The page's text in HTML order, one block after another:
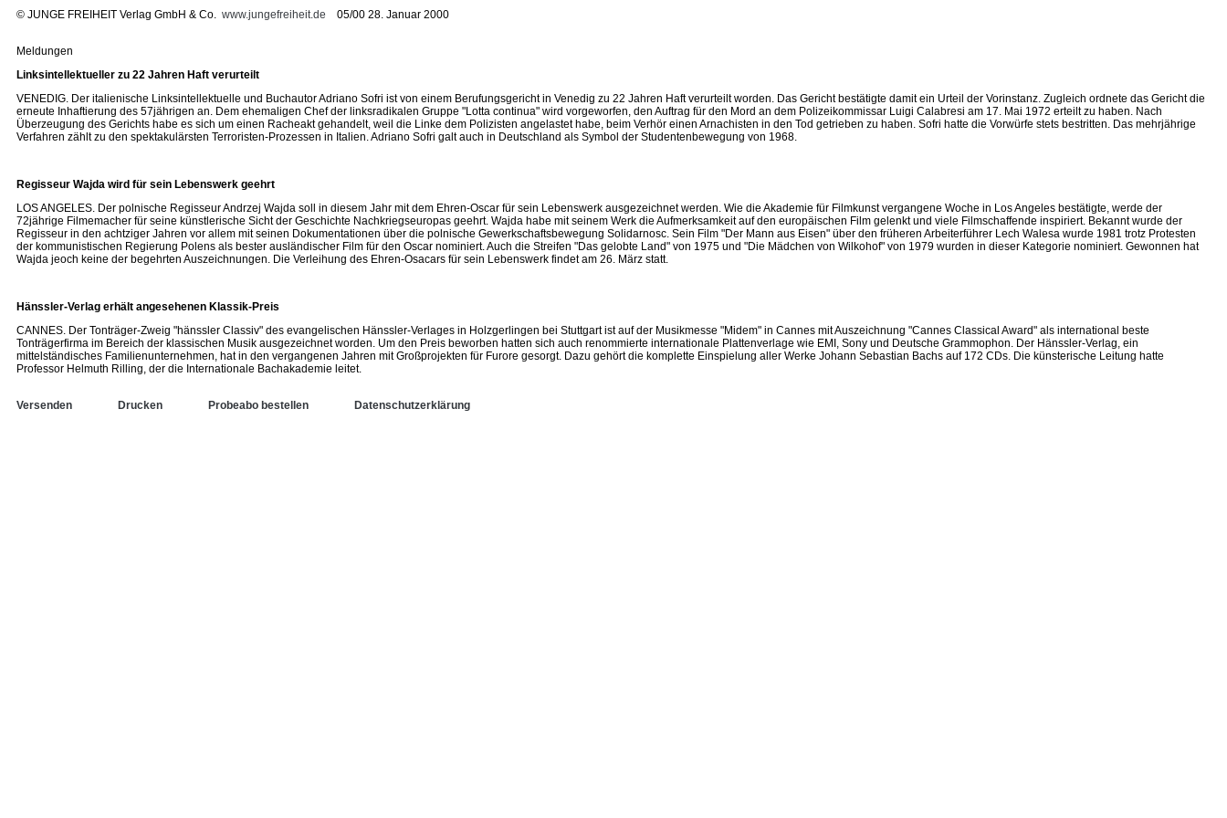
© JUNGE FREIHEIT Verlag GmbH & Co. www.jungefreiheit.de 05/00 28. Januar 2000
Meldungen
Linksintellektueller zu 22 Jahren Haft verurteilt
VENEDIG. Der italienische Linksintellektuelle und Buchautor Adriano Sofri ist von einem Berufungsgericht in Venedig zu 22 Jahren Haft verurteilt worden. Das Gericht bestätigte damit ein Urteil der Vorinstanz. Zugleich ordnete das Gericht die
erneute Inhaftierung des 57jährigen an. Dem ehemaligen Chef der linksradikalen Gruppe "Lotta continua" wird vorgeworfen, den Auftrag für den Mord an dem Polizeikommissar Luigi Calabresi am 17. Mai 1972 erteilt zu haben. Nach
Überzeugung des Gerichts habe es sich um einen Racheakt gehandelt, weil die Linke dem Polizisten angelastet habe, beim Verhör einen Arnachisten in den Tod getrieben zu haben. Sofri hatte die Vorwürfe stets bestritten. Das mehrjährige
Verfahren zählt zu den spektakulärsten Terroristen-Prozessen in Italien. Adriano Sofri galt auch in Deutschland als Symbol der Studentenbewegung von 1968.
Regisseur Wajda wird für sein Lebenswerk geehrt
LOS ANGELES. Der polnische Regisseur Andrzej Wajda soll in diesem Jahr mit dem Ehren-Oscar für sein Lebenswerk ausgezeichnet werden. Wie die Akademie für Filmkunst vergangene Woche in Los Angeles bestätigte, werde der
72jährige Filmemacher für seine künstlerische Sicht der Geschichte Nachkriegseuropas geehrt. Wajda habe mit seinem Werk die Aufmerksamkeit auf den europäischen Film gelenkt und viele Filmschaffende inspiriert. Bekannt wurde der
Regisseur in den achtziger Jahren vor allem mit seinen Dokumentationen über die polnische Gewerkschaftsbewegung Solidarnosc. Sein Film "Der Mann aus Eisen" über den früheren Arbeiterführer Lech Walesa wurde 1981 trotz Protesten
der kommunistischen Regierung Polens als bester ausländischer Film für den Oscar nominiert. Auch die Streifen "Das gelobte Land" von 1975 und "Die Mädchen von Wilkohof" von 1979 wurden in dieser Kategorie nominiert. Gewonnen hat
Wajda jeoch keine der begehrten Auszeichnungen. Die Verleihung des Ehren-Osacars für sein Lebenswerk findet am 26. März statt.
Hänssler-Verlag erhält angesehenen Klassik-Preis
CANNES. Der Tonträger-Zweig "hänssler Classiv" des evangelischen Hänssler-Verlages in Holzgerlingen bei Stuttgart ist auf der Musikmesse "Midem" in Cannes mit Auszeichnung "Cannes Classical Award" als international beste
Tonträgerfirma im Bereich der klassischen Musik ausgezeichnet worden. Um den Preis beworben hatten sich auch renommierte internationale Plattenverlage wie EMI, Sony und Deutsche Grammophon. Der Hänssler-Verlag, ein
mittelständisches Familienunternehmen, hat in den vergangenen Jahren mit Großprojekten für Furore gesorgt. Dazu gehört die komplette Einspielung aller Werke Johann Sebastian Bachs auf 172 CDs. Die künsterische Leitung hatte
Professor Helmuth Rilling, der die Internationale Bachakademie leitet.
Versenden Drucken Probeabo bestellen Datenschutzerklärung